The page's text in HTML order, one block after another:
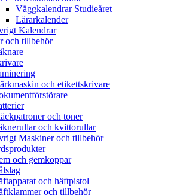
Väggkalendrar Studieåret
Lärarkalender
Kalendrar
och tillbehör
och etikettskrivare
och toner
och kvittorullar
Maskiner och tillbehör
och gemkoppar
och häftpistol
och tillbehör